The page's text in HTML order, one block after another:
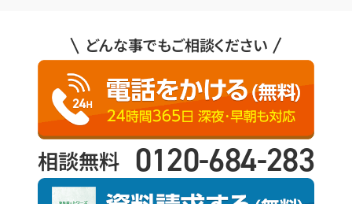
どんな事でもご相談ください
相談無料 0120-684-283